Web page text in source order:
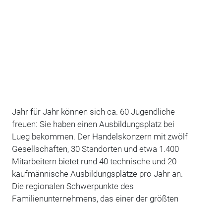
Jahr für Jahr können sich ca. 60 Jugendliche
freuen: Sie haben einen Ausbildungsplatz bei
Lueg bekommen. Der Handelskonzern mit zwölf
Gesellschaften, 30 Standorten und etwa 1.400
Mitarbeitern bietet rund 40 technische und 20
kaufmännische Ausbildungsplätze pro Jahr an.
Die regionalen Schwerpunkte des
Familienunternehmens, das einer der größten